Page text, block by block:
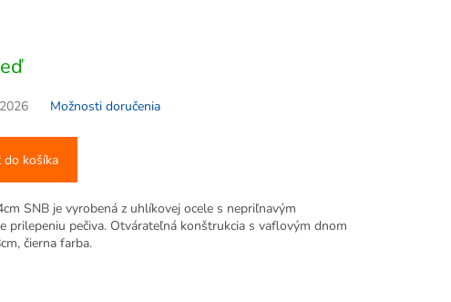
Možnosti doručenia
do košíka
SNB je vyrobená z uhlíkovej ocele s nepriľnavým
prilepeniu pečiva. Otvárateľná konštrukcia s vaflovým dnom
čierna farba.